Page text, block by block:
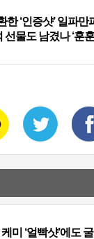
한 ‘인증샷’ 일파만
물도 남겼나 ‘훈훈
미 ‘얼빡샷’에도